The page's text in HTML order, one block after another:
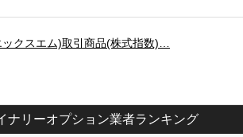
クスエム)取引商品(株式指数)…
ナリーオプション業者ランキング